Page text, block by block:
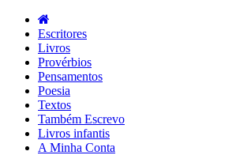
Escritores
Livros
Provérbios
Pensamentos
Poesia
Textos
Também Escrevo
Livros infantis
A Minha Conta